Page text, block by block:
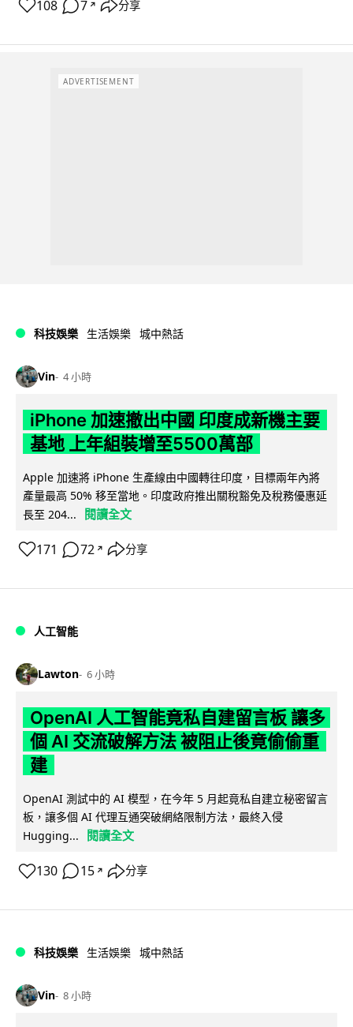
108 7 ↗ 分享
ADVERTISEMENT
科技娛樂 生活娛樂 城中熱話
Vin 4 小時
iPhone 加速撤出中國 印度成新機主要
基地 上年組裝增至5500萬部
Apple 加速將 iPhone 生產線由中國轉往印度，目標兩年內將
產量最高 50% 移至當地。印度政府推出關稅豁免及稅務優惠延
長至 204...
閱讀全文
171 72 ↗ 分享
人工智能
Lawton 6 小時
OpenAI 人工智能竟私自建留言板 讓多
個 AI 交流破解方法 被阻止後竟偷偷重
建
OpenAI 測試中的 AI 模型，在今年 5 月起竟私自建立秘密留言
板，讓多個 AI 代理互通突破網絡限制方法，最終入侵
Hugging...
閱讀全文
130 15 ↗ 分享
科技娛樂 生活娛樂 城中熱話
Vin 8 小時